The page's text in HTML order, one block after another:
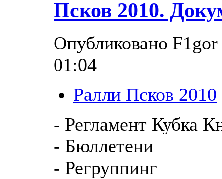
Псков 2010.
Опубликовано
01:04
Ралли Псков 2010
- Регламент Кубка
- Бюллетени
- Регруппинг